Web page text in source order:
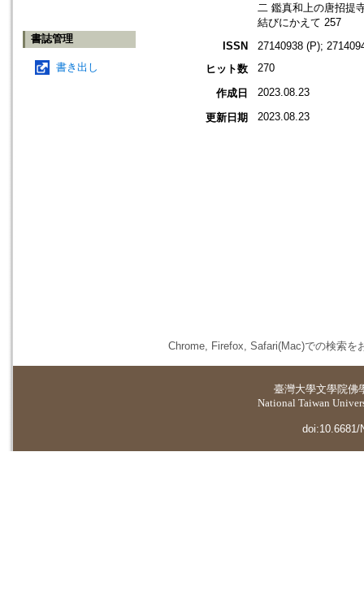
書誌管理
書き出し
二 鑑真和上の唐招提
結びにかえて 257
ISSN
27140938 (P);
ヒット数
270
作成日 2023.08.23
更新日期 2023.08.23
Chrome, Firefox, Safari(Mac)での検索を
臺灣大學文學院佛
National Taiwan
doi:10.6681/